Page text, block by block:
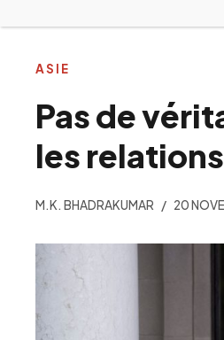
Pas de
les
M.K. BHADRAKUMAR 20
ASIE